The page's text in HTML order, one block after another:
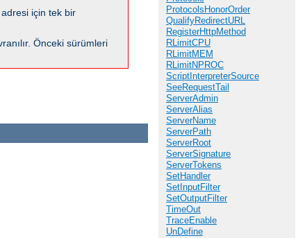
ProtocolsHonorOrder
QualifyRedirectURL
RegisterHttpMethod
RLimitCPU
RLimitMEM
RLimitNPROC
ScriptInterpreterSource
SeeRequestTail
ServerAdmin
ServerAlias
ServerName
ServerPath
ServerRoot
ServerSignature
ServerTokens
SetHandler
SetInputFilter
SetOutputFilter
TimeOut
TraceEnable
UnDefine
için tek bir
Önceki sürümleri